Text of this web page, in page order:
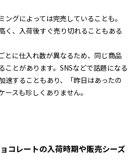
ングによっては完売していることも。
く、入荷後すぐ売り切れることもある
とに仕入れ数が異なるため、同じ商品
ことがあります。SNSなどで話題になる
速することもあり、「昨日はあったの
ースも珍しくありません。
コレートの入荷時期や販売シーズ